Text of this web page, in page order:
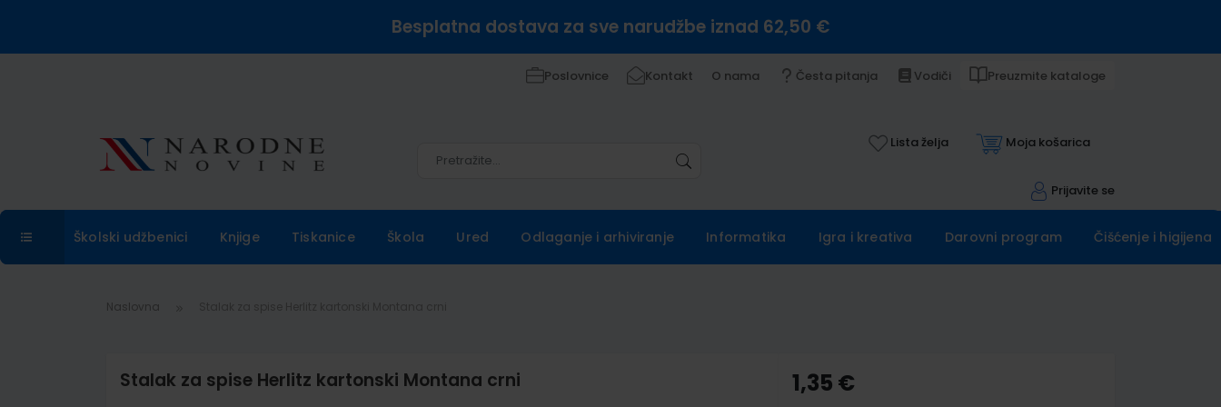
Besplatna dostava za sve narudžbe iznad 62,50 €
Poslovnice Kontakt O nama Česta pitanja Vodiči Preuzmite kataloge
Lista želja Moja košarica
Prijavite se
Školski udžbenici Knjige Tiskanice Škola Ured Odlaganje i arhiviranje Informatika Igra i kreativa Darovni program Čišćenje i higijena
Naslovna
Stalak za spise Herlitz kartonski Montana crni 1,35 €